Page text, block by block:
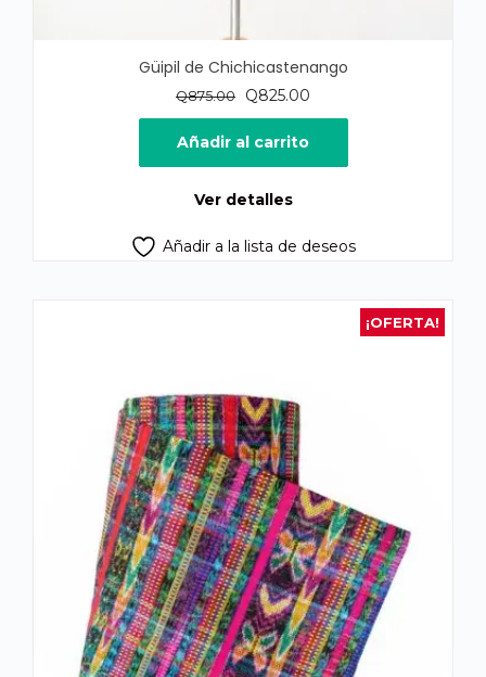
Güipil de Chichicastenango
Q875.00
El
precio
original
era:
Q825.00
precio
es:
Añadir al carrito
Ver detalles
Añadir a la lista de deseos
¡OFERTA!